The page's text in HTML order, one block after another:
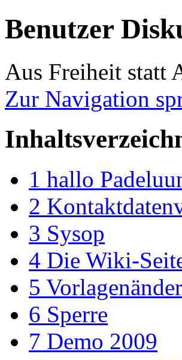
Benutzer
Aus Freiheit statt
Zur Navigation
1 hallo
2
3 Sysop
4 Die Wiki-
5
6 Sperre
7 Demo 2009